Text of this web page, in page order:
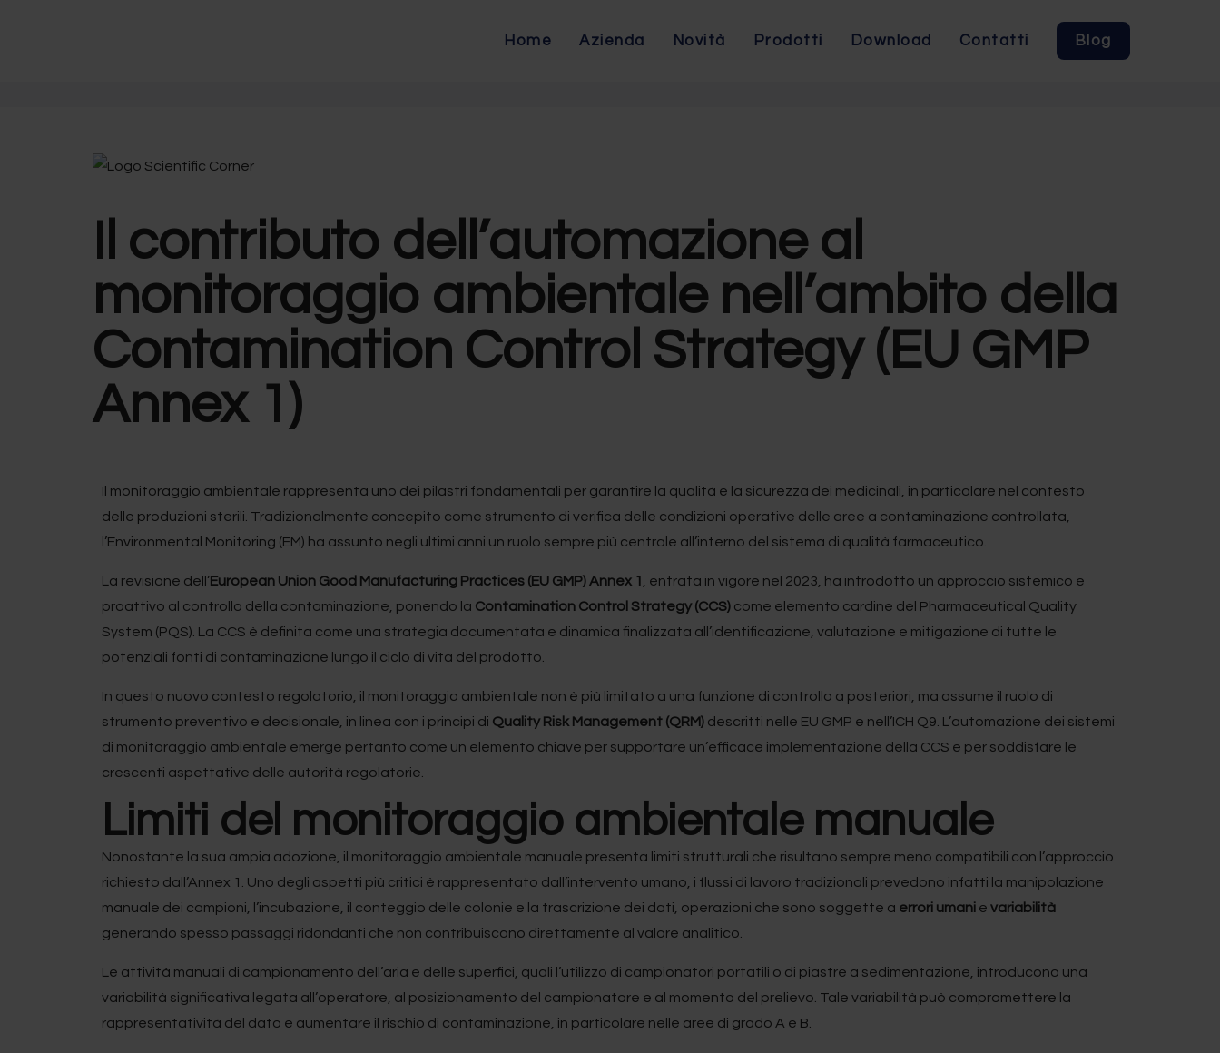
Home Azienda Novità Prodotti Download Contatti Blog
Il contributo dell’automazione al
monitoraggio ambientale nell’ambito della
Contamination Control Strategy (EU GMP
Annex 1)
Il monitoraggio ambientale rappresenta uno dei pilastri fondamentali per garantire la qualità e la sicurezza dei medicinali, in particolare nel contesto
delle produzioni sterili. Tradizionalmente concepito come strumento di verifica delle condizioni operative delle aree a contaminazione controllata,
l’Environmental Monitoring (EM) ha assunto negli ultimi anni un ruolo sempre più centrale all’interno del sistema di qualità farmaceutico.
La revisione dell’European Union Good Manufacturing Practices (EU GMP) Annex 1
, entrata in vigore nel 2023, ha introdotto un approccio sistemico e
proattivo al controllo della contaminazione, ponendo la Contamination Control Strategy (CCS) come elemento cardine del Pharmaceutical Quality
System (PQS). La CCS è definita come una strategia documentata e dinamica finalizzata all’identificazione, valutazione e mitigazione di tutte le
potenziali fonti di contaminazione lungo il ciclo di vita del prodotto.
In questo nuovo contesto regolatorio, il monitoraggio ambientale non è più limitato a una funzione di controllo a posteriori, ma assume il ruolo di
strumento preventivo e decisionale, in linea con i principi di Quality Risk Management (QRM) descritti nelle EU GMP e nell’ICH Q9. L’automazione dei sistemi
di monitoraggio ambientale emerge pertanto come un elemento chiave per supportare un’efficace implementazione della CCS e per soddisfare le
crescenti aspettative delle autorità regolatorie.
Limiti del monitoraggio ambientale manuale
Nonostante la sua ampia adozione, il monitoraggio ambientale manuale presenta limiti strutturali che risultano sempre meno compatibili con l’approccio
richiesto dall’Annex 1. Uno degli aspetti più critici è rappresentato dall’intervento umano, i flussi di lavoro tradizionali prevedono infatti la manipolazione
manuale dei campioni, l’incubazione, il conteggio delle colonie e la trascrizione dei dati, operazioni che sono soggette a errori umani e variabilità
generando spesso passaggi ridondanti che non contribuiscono direttamente al valore analitico.
Le attività manuali di campionamento dell’aria e delle superfici, quali l’utilizzo di campionatori portatili o di piastre a sedimentazione, introducono una
variabilità significativa legata all’operatore, al posizionamento del campionatore e al momento del prelievo. Tale variabilità può compromettere la
rappresentatività del dato e aumentare il rischio di contaminazione, in particolare nelle aree di grado A e B.